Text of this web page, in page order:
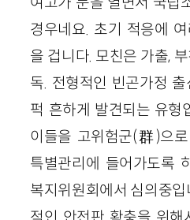
경우네요. 초기 적응에
을 겁니다. 모친은 가출,
독. 전형적인 빈곤가정
퍽 흔하게 발견되는 유형
이들을 고위험군(群)으
특별관리에 들어가도록
복지위원회에서 심의중